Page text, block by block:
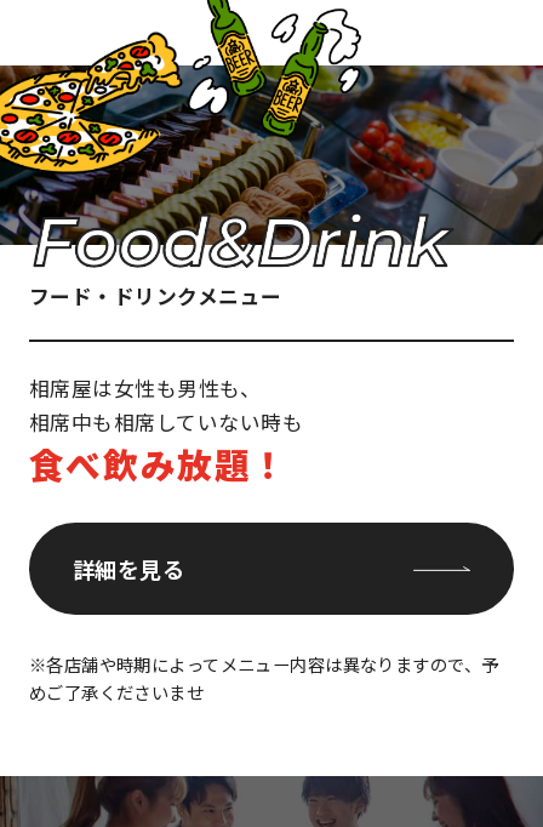
フード・ドリンクメニュー
相席屋は女性も男性も、
相席中も相席していない時も
食べ飲み放題！
詳細を見る
※各店舗や時期によってメニュー内容は異なりますので、予
めご了承くださいませ